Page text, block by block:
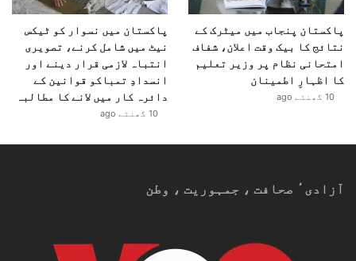
پاکستان پنجاب میں میٹرک کے
نتائج کا بیک وقت اعلان، شفاف
امتحانی نظام پر وزیر تعلیم
کا اظہارِ اطمینان
10 گھنٹے ago
پاکستان میں نسوار کو ٹیکس
نیٹ میں شامل کرنے، تصویری
انتباہ لازمی قرار دینے اور
انسدادِ تمباکو قوانین کے
دائرہ کار میں لانے کا مطالبہ
10 گھنٹے ago
آزادیٴ صحافت ، جمہوریت ، وطن